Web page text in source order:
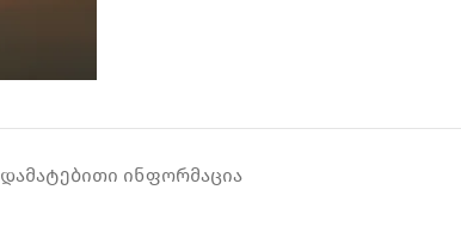
ᲓᲐᲛᲐᲢᲔᲑᲘᲗᲘ ᲘᲜᲤᲝᲠᲛᲐᲪᲘᲐ